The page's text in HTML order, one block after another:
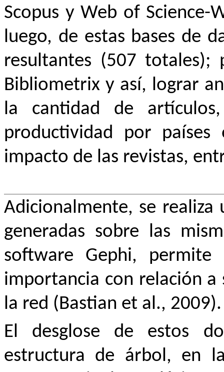
Scopus y Web of Science-
luego, de estas bases de
resultantes (507 totales);
Bibliometrix y así, lograr
la cantidad de
productividad por
impacto de las revistas,
Adicionalmente, se realiza
generadas sobre las
software Gephi,
importancia con relación
la red (Bastian et al., 2009).
El desglose de estos
estructura de árbol, en